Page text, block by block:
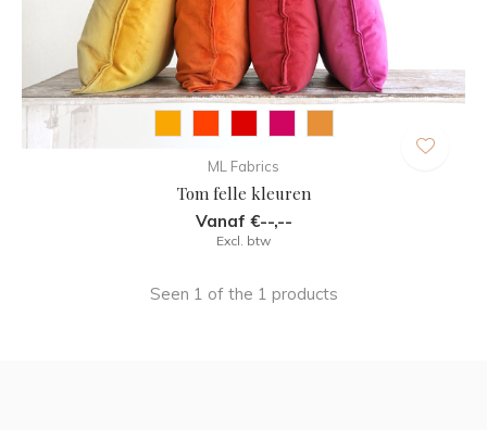
ML Fabrics
Tom felle kleuren
Vanaf €--,--
Excl. btw
Seen 1 of the 1 products